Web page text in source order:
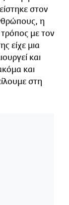
στον
η
με τον
είχε μια
και
και
στη